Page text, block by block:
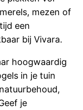
mezen of
een
bij Vivara.
hoogwaardig
in je tuin
je